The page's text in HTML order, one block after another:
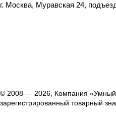
г. Москва, Муравская 24,
© 2008 — 2026, Компания «Умный
зарегистрированный товарный